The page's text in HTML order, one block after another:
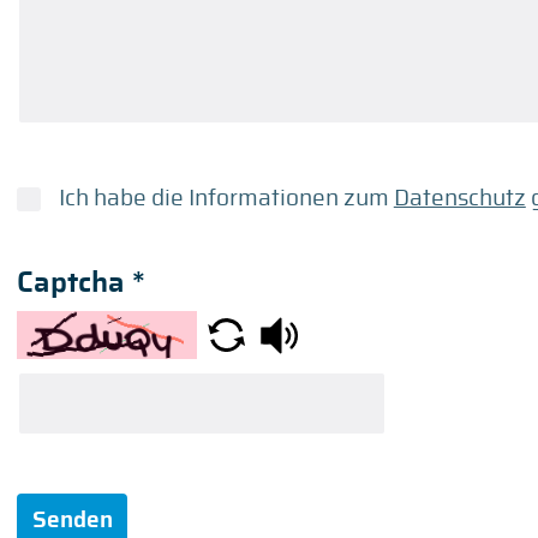
Ich habe die Informationen zum Datenschutz
Captcha *
Senden